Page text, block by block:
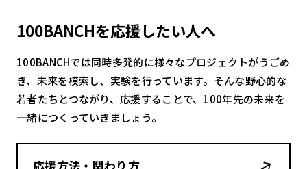
100BANCHを応援したい人へ
100BANCHでは同時多発的に様々なプロジェクトがうごめ
き、未来を模索し、実験を行っています。そんな野心的な
若者たちとつながり、応援することで、100年先の未来を
一緒につくっていきましょう。
応援方法・関わり方